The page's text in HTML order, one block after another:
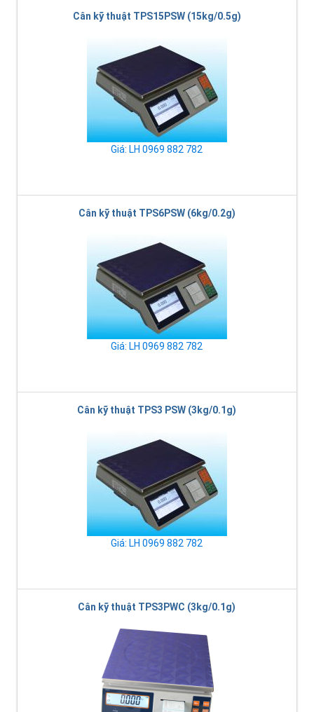
Cân kỹ thuật TPS15PSW (15kg/0.5g)
Giá: LH 0969 882 782
Cân kỹ thuật TPS6PSW (6kg/0.2g)
Giá: LH 0969 882 782
Cân kỹ thuật TPS3 PSW (3kg/0.1g)
Giá: LH 0969 882 782
Cân kỹ thuật TPS3PWC (3kg/0.1g)